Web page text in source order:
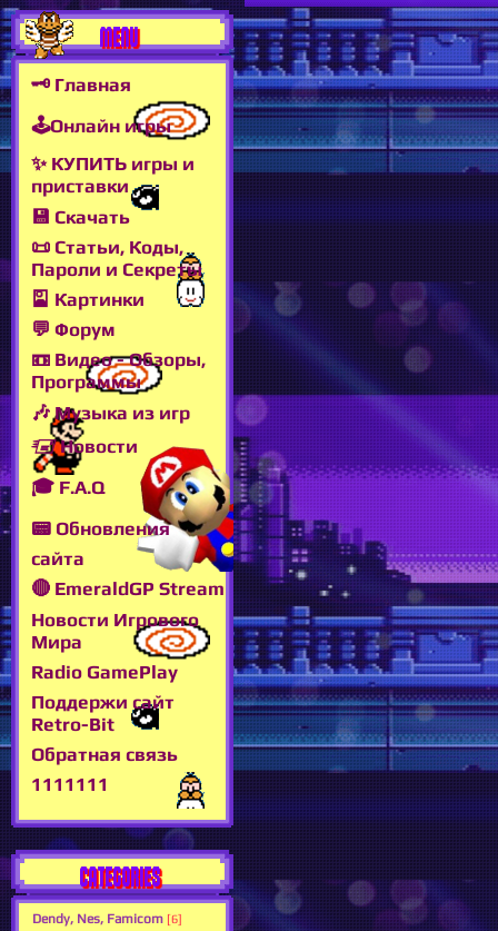
MENU
🗝 Главная
🕹Онлайн игры
✨ КУПИТЬ игры и
приставки
💾 Скачать
📜 Статьи, Коды,
Пароли и Секреты
🎴 Картинки
💬 Форум
📼 Видео - Обзоры,
Программы
🎶 Музыка из игр
🖅 Новости
🎓 F.A.Q
📟 Обновления
сайта
🔴 EmeraldGP Stream
Новости Игрового
Мира
Radio GamePlay
Поддержи сайт
Retro-Bit
Обратная связь
1111111
CATEGORIES
Dendy, Nes, Famicom [6]